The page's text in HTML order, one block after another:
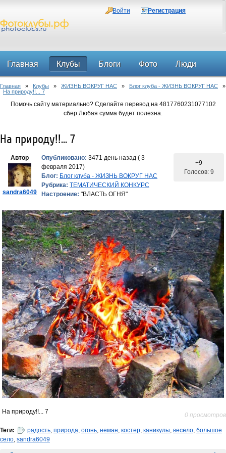
Войти Регистрация
Главная Клубы Блоги Фото Люди
Форум
Главная » Клубы » ЖИЗНЬ ВОКРУГ НАС » Блог клуба - ЖИЗНЬ ВОКРУГ НАС »
На природу!!... 7
Помочь сайту материально? Сделайте перевод на 4817760231077102
сбер.Любая сумма будет полезна.
На природу!!... 7
Автор
sandra6049
Опубликовано: 3471 день назад ( 3
февраля 2017)
Блог: Блог клуба - ЖИЗНЬ ВОКРУГ НАС
Рубрика: ТЕМАТИЧЕСКИЙ КОНКУРС
Настроение: "ВЛАСТЬ ОГНЯ"
+9
Голосов: 9
На природу!!... 7 0 просмотров
Теги: радость, природа, огонь, неман, костер, каникулы, весело, большое
село, sandra6049